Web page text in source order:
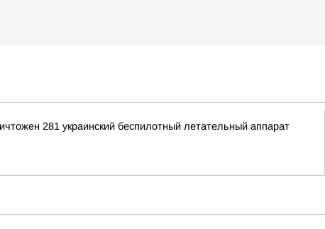
281 украинский беспилотный летательный аппарат